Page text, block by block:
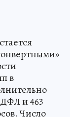
в
и 463
Число